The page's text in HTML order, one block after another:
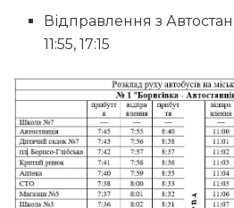
Відправлення з
11:55, 17:15